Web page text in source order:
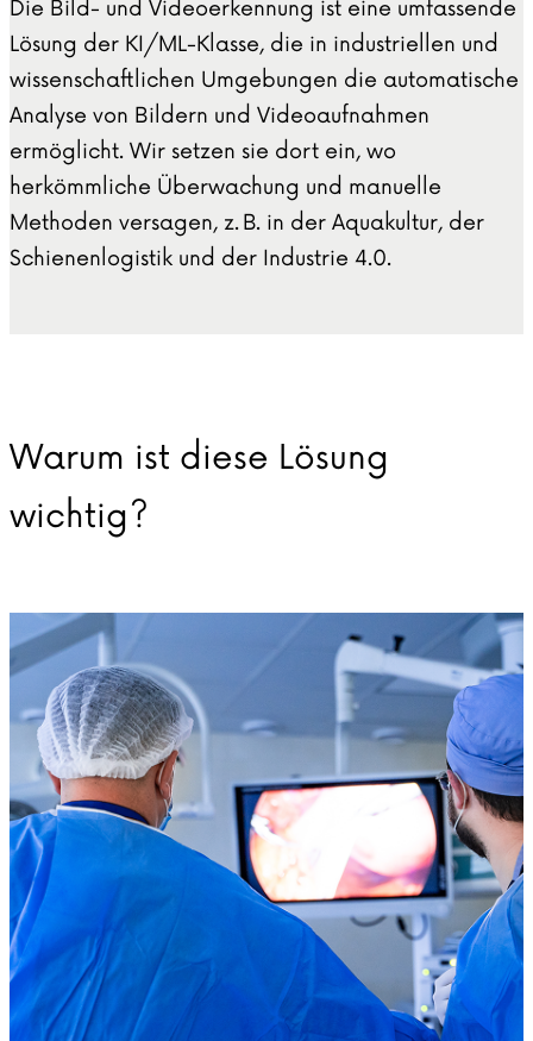
Die Bild- und Videoerkennung ist eine umfassende
Lösung der KI/ML-Klasse, die in industriellen und
wissenschaftlichen Umgebungen die automatische
Analyse von Bildern und Videoaufnahmen
ermöglicht. Wir setzen sie dort ein, wo
herkömmliche Überwachung und manuelle
Methoden versagen, z. B. in der Aquakultur, der
Schienenlogistik und der Industrie 4.0.
Warum ist diese Lösung
wichtig?